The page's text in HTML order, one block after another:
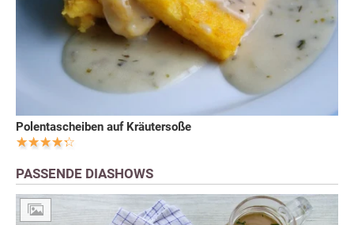
Polentascheiben auf Kräutersoße
PASSENDE DIASHOWS